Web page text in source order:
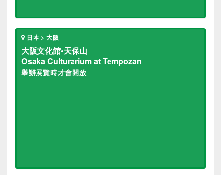
日本 > 大阪
大阪文化館•天保山
Osaka Culturarium at Tempozan
舉辦展覽時才會開放